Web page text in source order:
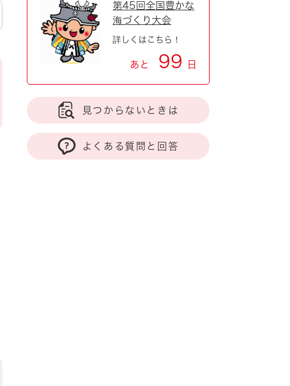
第45回全国豊かな
海づくり大会
詳しくはこちら！
あと 99 日
見つからないときは
よくある質問と回答